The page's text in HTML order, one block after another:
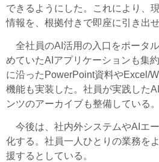
できるようにした。これにより、
情報を、根拠付きで即座に引き出
全社員のAI活用の入口をポータ
めていたAIアプリケーションも集
に沿ったPowerPoint資料やExcel/
機能も実装した。社員が実践した
ンツのアーカイブも整備している。
今後は、社内外システムやAIエ
化する。社員一人ひとりの業務を
援するとしている。